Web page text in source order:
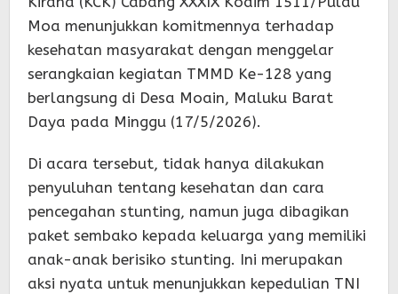
Moa menunjukkan komitmennya terhadap
kesehatan masyarakat dengan menggelar
serangkaian kegiatan TMMD Ke-128 yang
berlangsung di Desa Moain, Maluku Barat
Daya pada Minggu (17/5/2026).
Di acara tersebut, tidak hanya dilakukan
penyuluhan tentang kesehatan dan cara
pencegahan stunting, namun juga dibagikan
paket sembako kepada keluarga yang memiliki
anak-anak berisiko stunting. Ini merupakan
aksi nyata untuk menunjukkan kepedulian TNI